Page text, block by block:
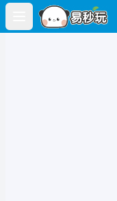
Open main menu